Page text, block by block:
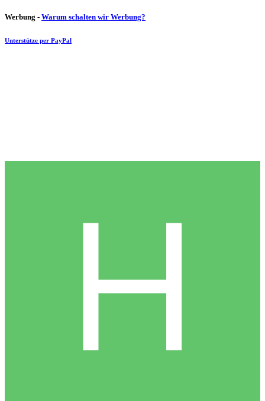
Werbung - Warum schalten wir Werbung?
Unterstütze per PayPal